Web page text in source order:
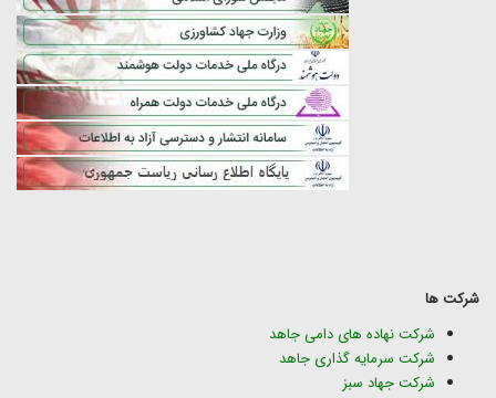
شرکت ها
شرکت نهاده های دامی جاهد
شرکت سرمایه گذاری جاهد
شرکت جهاد سبز